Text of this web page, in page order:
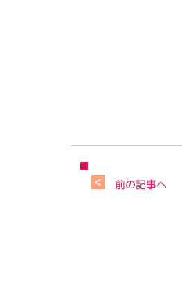
前の記事へ